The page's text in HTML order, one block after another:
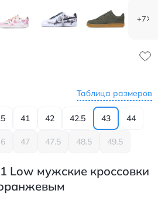
+7
Таблица размеров
41 42 42.5 43 44
47 47.5 48.5 49.5
Low мужские кроссовки